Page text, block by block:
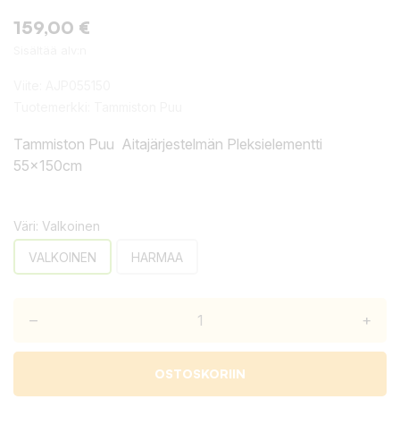
159,00 €
Tammiston Puu Aitajärjestelmän Pleksielementti
55x150cm
Väri: Valkoinen
VALKOINEN HARMAA
– +
OSTOSKORIIN